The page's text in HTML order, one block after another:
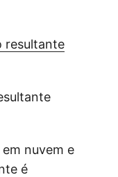
resultante
nuvem e
é